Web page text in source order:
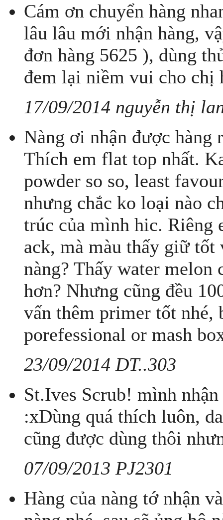
Cám ơn chuyển hàng
lâu lâu mới nhận hàng,
đơn hàng 5625 ), dùng
đem lại niềm vui cho chị
17/09/2014 nguyễn thị
Nàng ơi nhận được
Thích em flat top nhất.
powder so so, least
nhưng chắc ko loại nào
trúc của mình hic. Riêng
ack, mà màu thấy giữ
nàng? Thấy water melon
hơn? Nhưng cũng đều
vấn thêm primer tốt nhé,
porefessional or mash
23/09/2014 DT..303
St.Ives Scrub! mình
:xDùng quá thích luôn,
cũng được dùng thôi
07/09/2013 PJ2301
Hàng của nàng tớ nhận